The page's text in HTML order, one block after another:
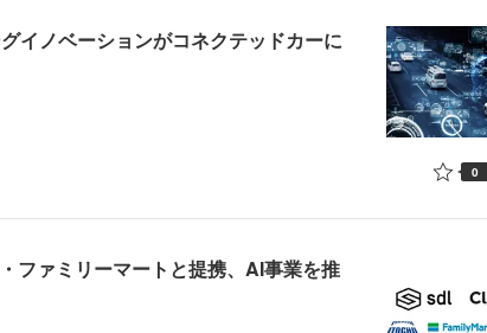
イノベーションがコネクテッドカーに
0
ファミリーマートと提携、AI事業を推